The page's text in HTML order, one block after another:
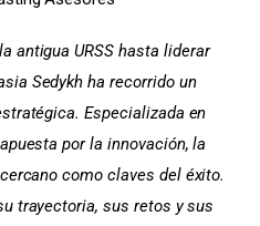
antigua URSS hasta liderar
Sedykh ha recorrido un
Especializada en
por la innovación, la
como claves del éxito.
trayectoria, sus retos y sus